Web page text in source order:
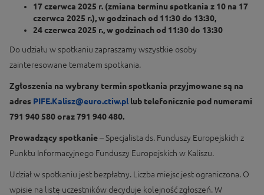
17 czerwca 2025 r. (zmiana terminu spotkania z 10 na 17
czerwca 2025 r.), w godzinach od 11:30 do 13:30,
24 czerwca 2025 r., w godzinach od 11:30 do 13:30
Do udziału w spotkaniu zapraszamy wszystkie osoby
zainteresowane tematem spotkania.
Zgłoszenia na wybrany termin spotkania przyjmowane są na
adres PIFE.Kalisz@euro.ctiw.pl lub telefonicznie pod numerami
791 940 580 oraz 791 940 480.
Prowadzący spotkanie– Specjalista ds. Funduszy Europejskich z
Punktu Informacyjnego Funduszy Europejskich w Kaliszu.
Udział w spotkaniu jest bezpłatny. Liczba miejsc jest ograniczona. O
wpisie na listę uczestników decyduje kolejność zgłoszeń. W